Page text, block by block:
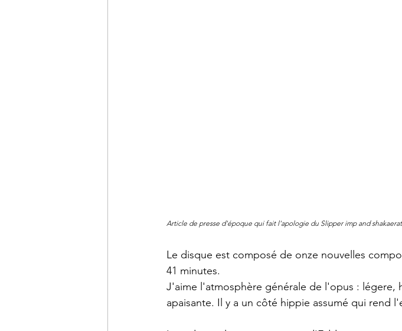
Article de presse d'époque qui fait l'apologie du Slipper imp and
Le disque est composé de onze nouvelles
41 minutes.
J'aime l'atmosphère générale de l'opus : légere,
apaisante. Il y a un côté hippie assumé qui rend